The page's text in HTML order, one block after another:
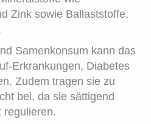
Zink sowie Ballaststoffe,
Samenkonsum kann das
Erkrankungen, Diabetes
Zudem tragen sie zu
bei, da sie sättigend
regulieren.